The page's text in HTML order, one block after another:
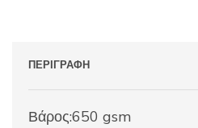
ΠΕΡΙΓΡΑΦΉ
Βάρος:650 gsm